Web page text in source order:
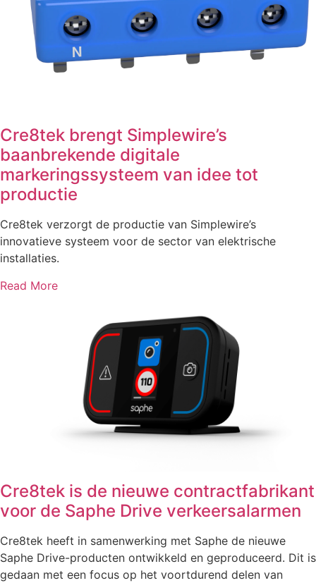
Cre8tek brengt Simplewire’s
baanbrekende digitale
markeringssysteem van idee tot
productie
Cre8tek verzorgt de productie van Simplewire’s
innovatieve systeem voor de sector van elektrische
installaties.
Read More
Cre8tek is de nieuwe contractfabrikant
voor de Saphe Drive verkeersalarmen
Cre8tek heeft in samenwerking met Saphe de nieuwe
Saphe Drive-producten ontwikkeld en geproduceerd. Dit is
gedaan met een focus op het voortdurend delen van